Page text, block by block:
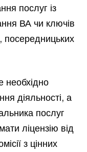
послуг із
ВА чи ключів
посередницьких
необхідно
діяльності, а
послуг
ліцензію від
з цінних